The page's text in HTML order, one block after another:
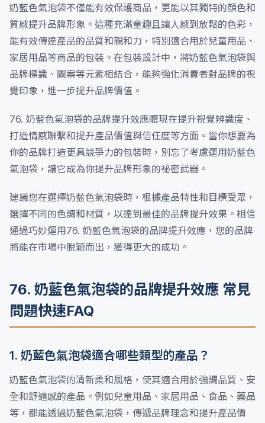
奶藍色氣泡袋不僅能有效保護商品，更能以其獨特的顏色和
質感提升品牌形象。這種充滿童趣且讓人感到放鬆的色彩，
能有效傳達產品的品質和親和力，特別適合用於兒童用品、
家居用品等商品的包裝。在包裝設計中，將奶藍色氣泡袋與
品牌標識、圖案等元素相結合，能夠強化消費者對品牌的視
覺印象，進一步提升品牌價值。
76. 奶藍色氣泡袋的品牌提升效應體現在提升視覺辨識度、
打造情感聯繫和提升產品價值與信任度等方面。當你想要為
你的品牌打造更具競爭力的包裝時，別忘了考慮運用奶藍色
氣泡袋，讓它成為你提升品牌形象的祕密武器。
建議您在選擇奶藍色氣泡袋時，根據產品特性和目標受眾，
選擇不同的色調和材質，以達到最佳的品牌提升效果。相信
通過巧妙運用76. 奶藍色氣泡袋的品牌提升效應，您的品牌
將能在市場中脫穎而出，獲得更大的成功。
76. 奶藍色氣泡袋的品牌提升效應 常見
問題快速FAQ
1. 奶藍色氣泡袋適合哪些類型的產品？
奶藍色氣泡袋的清新柔和風格，使其適合用於強調品質、安
全和舒適感的產品。例如兒童用品、家居用品、食品、藥品
等，都能透過奶藍色氣泡袋，傳遞品牌理念和提升產品價